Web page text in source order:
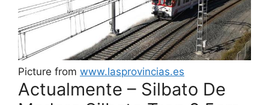
Picture from www.lasprovincias.es
Actualmente – Silbato De